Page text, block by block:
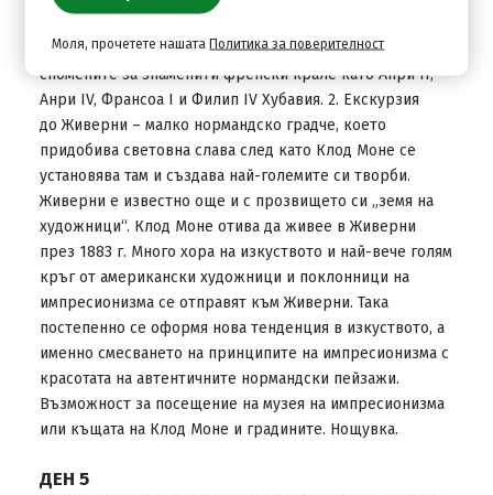
„Фонтенбло“ е построен през 12 век и днес пази
спомените за знаменити френски крале като Анри II,
Анри IV, Франсоа I и Филип IV Хубавия. 2. Екскурзия
до Живерни – малко нормандско градче, което
придобива световна слава след като Клод Моне се
установява там и създава най-големите си творби.
Живерни е известно още и с прозвището си „земя на
художници“. Клод Моне отива да живее в Живерни
през 1883 г. Много хора на изкуството и най-вече голям
кръг от американски художници и поклонници на
импресионизма се отправят към Живерни. Така
постепенно се оформя нова тенденция в изкуството, а
именно смесването на принципите на импресионизма с
красотата на автентичните нормандски пейзажи.
Възможност за посещение на музея на импресионизма
или къщата на Клод Моне и градините. Нощувка.
ДЕН 5
Моля, прочетете нашатаПолитика за поверителност